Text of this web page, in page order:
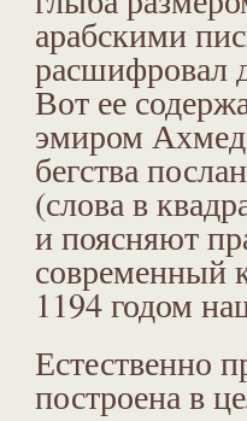
арабскими
расшифровал
Вот ее
эмиром
бегства
(слова в
и поясняют
современный
1194 годом
Естественно
построена в